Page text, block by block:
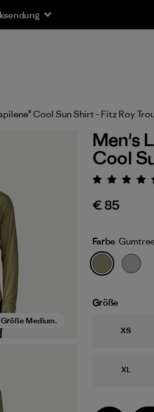
Cool Sun Shirt - Fitz Roy
Medium.
Men's
Cool
€ 85
Farbe
Größe
Größe
XS
Größe
XL